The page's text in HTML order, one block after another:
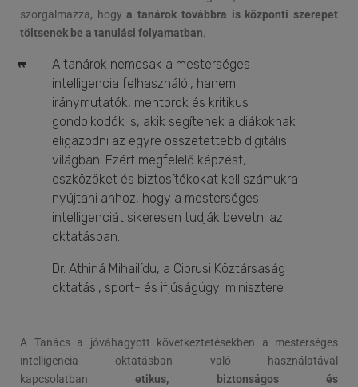
szorgalmazza, hogya tanárok továbbra is központi szerepet
töltsenek be a tanulási folyamatban.
A tanárok nemcsak a mesterséges
intelligencia felhasználói, hanem
iránymutatók, mentorok és kritikus
gondolkodók is, akik segítenek a diákoknak
eligazodni az egyre összetettebb digitális
világban. Ezért megfelelő képzést,
eszközöket és biztosítékokat kell számukra
nyújtani ahhoz, hogy a mesterséges
intelligenciát sikeresen tudják bevetni az
oktatásban.
Dr. Athiná Mihailídu, a Ciprusi Köztársaság
oktatási, sport- és ifjúságügyi minisztere
A Tanács a jóváhagyott következtetésekben a mesterséges
intelligencia oktatásban való használatával
kapcsolatbanetikus, biztonságos és